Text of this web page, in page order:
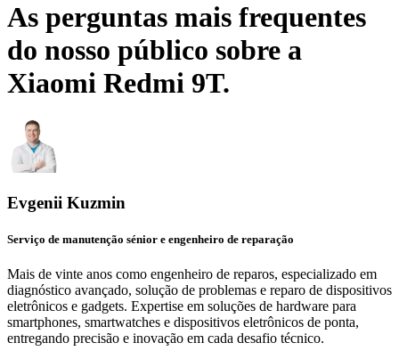
As perguntas mais frequentes
do nosso público sobre a
Xiaomi Redmi 9T.
Evgenii Kuzmin
Serviço de manutenção sénior e engenheiro de reparação
Mais de vinte anos como engenheiro de reparos, especializado em
diagnóstico avançado, solução de problemas e reparo de dispositivos
eletrônicos e gadgets. Expertise em soluções de hardware para
smartphones, smartwatches e dispositivos eletrônicos de ponta,
entregando precisão e inovação em cada desafio técnico.